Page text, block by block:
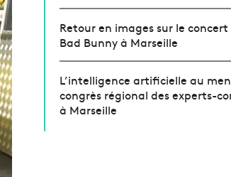
Retour en images sur le concert
Bad Bunny à Marseille
L’intelligence artificielle au
congrès régional des experts-
à Marseille